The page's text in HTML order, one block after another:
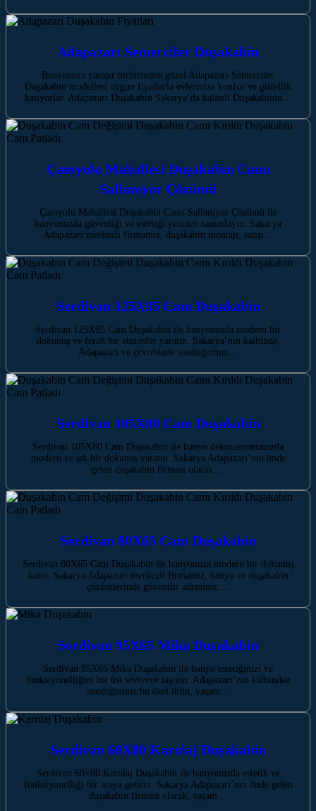
Adapazarı Semerciler Duşakabin
Banyonuza yaraşır birbirinden güzel Adapazarı Semerciler
Duşakabin modelleri uygun fiyatlarla evlerinize konfor ve güzellik
katıyorlar. Adapazarı Duşakabin Sakarya’da kaliteli Duşakabinin…
Çamyolu Mahallesi Duşakabin Camı
Sallanıyor Çözümü
Çamyolu Mahallesi Duşakabin Camı Sallanıyor Çözümü ile
banyonuzda güvenliği ve estetiği yeniden tanımlayın. Sakarya
Adapazarı merkezli firmamız, duşakabin montajı, satışı…
Serdivan 125X95 Cam Duşakabin
Serdivan 125X95 Cam Duşakabin ile banyonuzda modern bir
dokunuş ve ferah bir atmosfer yaratın. Sakarya’nın kalbinde,
Adapazarı ve çevresinde sunduğumuz…
Serdivan 105X80 Cam Duşakabin
Serdivan 105X80 Cam Duşakabin ile banyo dekorasyonunuzda
modern ve şık bir dokunuş yaratın. Sakarya Adapazarı’nın önde
gelen duşakabin firması olarak,…
Serdivan 80X65 Cam Duşakabin
Serdivan 80X65 Cam Duşakabin ile banyonuza modern bir dokunuş
katın. Sakarya Adapazarı merkezli firmamız, banyo ve duşakabin
çözümlerinde güvenilir adresiniz.…
Serdivan 95X65 Mika Duşakabin
Serdivan 95X65 Mika Duşakabin ile banyo estetiğinizi ve
fonksiyonelliğini bir üst seviyeye taşıyın. Adapazarı’nın kalbinden
sunduğumuz bu özel ürün, yaşam…
Serdivan 60X80 Karolaj Duşakabin
Serdivan 60×80 Karolaj Duşakabin ile banyonuzda estetik ve
fonksiyonelliği bir araya getirin. Sakarya Adapazarı’nın önde gelen
duşakabin firması olarak, yaşam…